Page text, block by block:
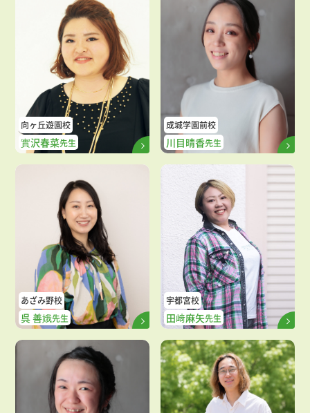
向ヶ丘遊園校
實沢春菜先生
成城学園前校
川目晴香先生
あざみ野校
呉 善娥先生
宇都宮校
田﨑麻矢先生